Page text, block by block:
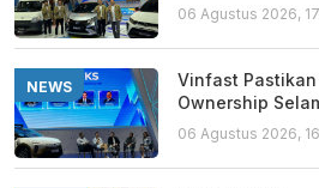
06 Agustus 2026,
NEWS
Vinfast
Ownership
06 Agustus 2026,